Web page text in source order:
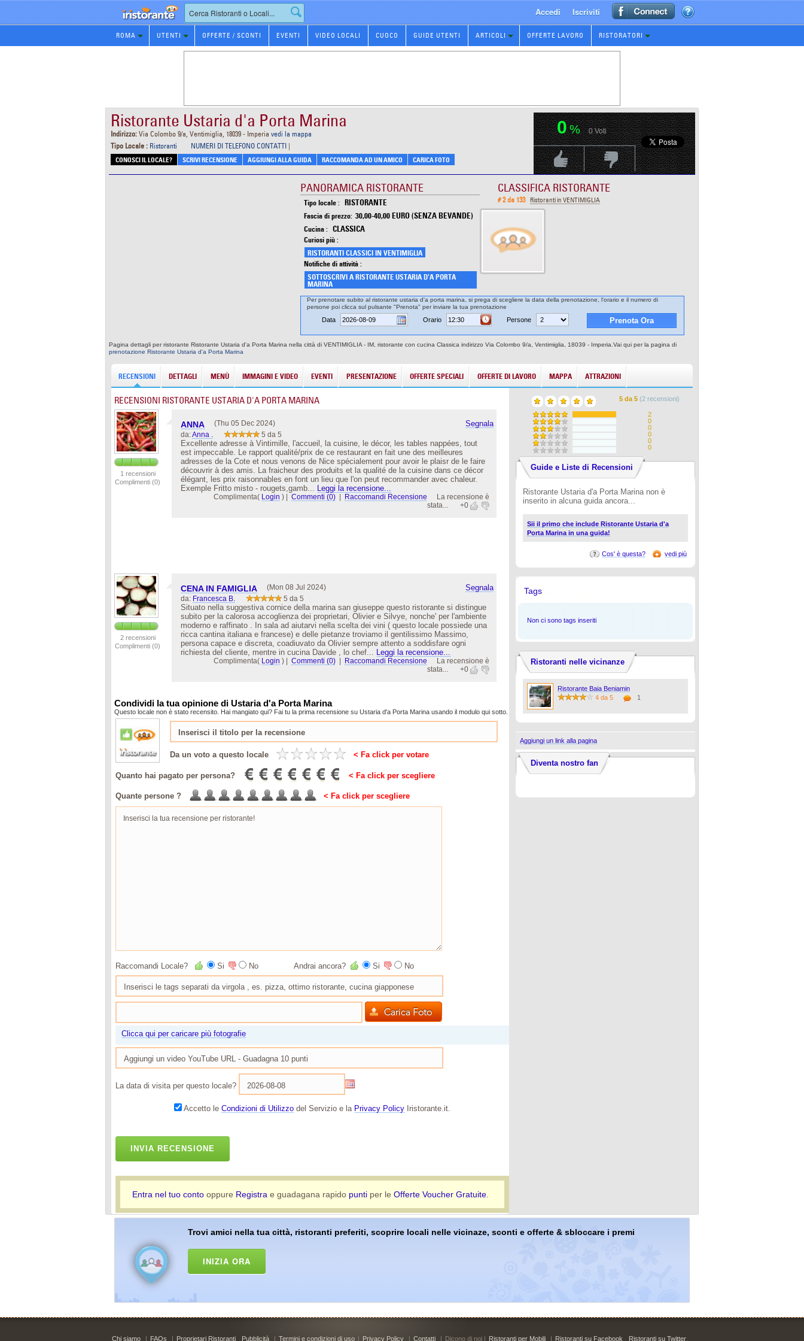
Prenotazione
Ristorante
Accedi Iscriviti
ROMA UTENTI OFFERTE / SCONTI EVENTI VIDEO LOCALI CUOCO GUIDE UTENTI ARTICOLI OFFERTE LAVORO RISTORATORI
Ristorante Ustaria d'a Porta Marina
Indirizzo: Via Colombo 9/a, Ventimiglia, 18039 - Imperia vedi la mappa
Tipo Locale : Ristoranti NUMERI DI TELEFONO CONTATTI |
CONOSCI IL LOCALE? SCRIVI RECENSIONE AGGIUNGI ALLA GUIDA RACCOMANDA AD UN AMICO CARICA FOTO
0% 0Voti
Voti PositivoVoti Negativo
PANORAMICA RISTORANTE
Tipo locale : RISTORANTE
Fascia di prezzo: 30,00-40,00 EURO (SENZA BEVANDE)
Cucina : CLASSICA
Curiosi più :
RISTORANTI CLASSICI IN VENTIMIGLIA
Notifiche di attività :
SOTTOSCRIVI A RISTORANTE USTARIA D'A PORTA
MARINA
CLASSIFICA RISTORANTE
# 2 da 133 Ristoranti in VENTIMIGLIA
Per prenotare subito al ristorante ustaria d'a porta marina, si prega di scegliere la data della prenotazione, l'orario e il numero di
persone poi clicca sul pulsante "Prenota" per inviare la tua prenotazione
Data Orario Persone
Pagina dettagli per ristorante Ristorante Ustaria d'a Porta Marina nella città di VENTIMIGLIA - IM, ristorante con cucina Classica indirizzo Via Colombo 9/a, Ventimiglia, 18039 - Imperia.Vai qui per la pagina di
prenotazione Ristorante Ustaria d'a Porta Marina
RECENSIONI DETTAGLI MENÙ IMMAGINI E VIDEO EVENTI PRESENTAZIONE OFFERTE SPECIALI OFFERTE DI LAVORO MAPPA ATTRAZIONI
RECENSIONI RISTORANTE USTARIA D'A PORTA MARINA
1 recensioni
Complimenti (0)
ANNA (Thu 05 Dec 2024) Segnala
da:Anna . 5 da 5
Excellente adresse à Vintimille, l'accueil, la cuisine, le décor, les tables nappées, tout
est impeccable. Le rapport qualité/prix de ce restaurant en fait une des meilleures
adresses de la Cote et nous venons de Nice spécialement pour avoir le plaisr de le faire
découvrir à des amis. La fraicheur des produits et la qualité de la cuisine dans ce décor
élégant, les prix raisonnables en font un lieu que l'on peut recommander avec chaleur.
Exemple Fritto misto - rougets,gamb...
Leggi la recensione...
Complimenta( Login ) Commenti (0) Raccomandi Recensione
La recensione è
stata...
+0
2 recensioni
Complimenti (0)
CENA IN FAMIGLIA (Mon 08 Jul 2024) Segnala
da: Francesca B. 5 da 5
Situato nella suggestiva cornice della marina san giuseppe questo ristorante si distingue
subito per la calorosa accoglienza dei proprietari, Olivier e Silvye, nonche' per l'ambiente
moderno e raffinato . In sala ad aiutarvi nella scelta dei vini ( questo locale possiede una
ricca cantina italiana e francese) e delle pietanze troviamo il gentilissimo Massimo,
persona capace e discreta, coadiuvato da Olivier sempre attento a soddisfare ogni
richiesta del cliente, mentre in cucina Davide , lo chef...
Leggi la recensione...
Complimenta( Login ) Commenti (0) Raccomandi Recensione
La recensione è
stata...
+0
Condividi la tua opinione di Ustaria d'a Porta Marina
Questo locale non è stato recensito. Hai mangiato qui? Fai tu la prima recensione su Ustaria d'a Porta Marina usando il modulo qui sotto.
Da un voto a questo locale < Fa click per votare
Quanto hai pagato per persona? < Fa click per scegliere
Quante persone ? < Fa click per scegliere
Raccomandi Locale? Si No Andrai ancora? Si No
Clicca qui per caricare più fotografie
La data di visita per questo locale?
Accetto le Condizioni di Utilizzodel Servizio e la Privacy PolicyIristorante.it.
INVIA RECENSIONE
Entra nel tuo contooppure Registra e guadagana rapido puntiper le Offerte Voucher Gratuite.
5da5 (2recensioni)
2
0
0
0
0
0
Guide e Liste di Recensioni
Ristorante Ustaria d'a Porta Marina non è
inserito in alcuna guida ancora...
Sii il primo che include Ristorante Ustaria d'a
Porta Marina in una guida!
Cos' è questa? vedi più
Tags
Non ci sono tags inseriti
Ristoranti nelle vicinanze
Ristorante Baia Beniamin
4 da 5
1
Aggiungi un link alla pagina
Diventa nostro fan
Trovi amici nella tua città, ristoranti preferiti, scoprire locali nelle vicinaze, sconti e offerte & sbloccare i premi
INIZIA ORA
Chi siamo | FAQs | Proprietari Ristoranti Pubblicità | Termini e condizioni di uso | Privacy Policy | Contatti | Dicono di noi | Ristoranti per Mobili | Ristoranti su Facebook Ristoranti su Twitter